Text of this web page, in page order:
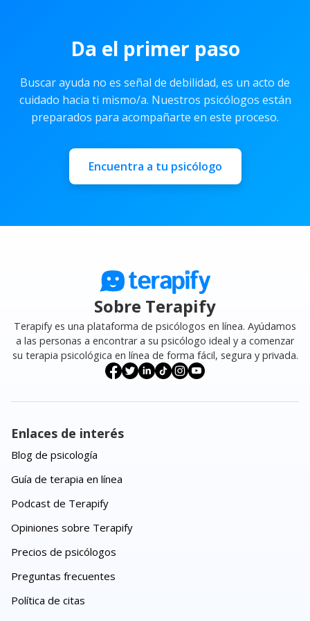
Da el primer paso
Buscar ayuda no es señal de debilidad, es un acto de
cuidado hacia ti mismo/a. Nuestros psicólogos están
preparados para acompañarte en este proceso.
Encuentra a tu psicólogo
Sobre Terapify
Terapify es una plataforma de psicólogos en línea. Ayúdamos
a las personas a encontrar a su psicólogo ideal y a comenzar
su terapia psicológica en línea de forma fácil, segura y privada.
Enlaces de interés
Blog de psicología
Guía de terapia en línea
Podcast de Terapify
Opiniones sobre Terapify
Precios de psicólogos
Preguntas frecuentes
Política de citas